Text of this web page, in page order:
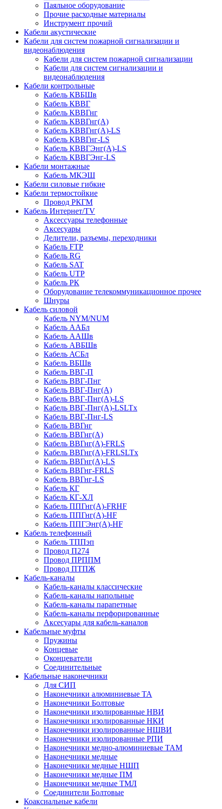
Паяльное оборудование
Прочие расходные материалы
Инструмент прочий
Кабели акустические
Кабели для систем пожарной сигнализации и
видеонаблюдения
Кабели для систем пожарной сигнализации
Кабели для систем сигнализации и
видеонаблюдения
Кабели контрольные
Кабель КВБШв
Кабель КВВГ
Кабель КВВГнг
Кабель КВВГнг(А)
Кабель КВВГнг(А)-LS
Кабель КВВГнг-LS
Кабель КВВГЭнг(А)-LS
Кабель КВВГЭнг-LS
Кабели монтажные
Кабель МКЭШ
Кабели силовые гибкие
Кабели термостойкие
Провод РКГМ
Кабель Интернет/TV
Аксессуары телефонные
Аксесуары
Делители, разъемы, переходники
Кабель FTP
Кабель RG
Кабель SAT
Кабель UTP
Кабель РК
Оборудование телекоммуникационное прочее
Шнуры
Кабель силовой
Кабель NYM/NUM
Кабель ААБл
Кабель ААШв
Кабель АВБШв
Кабель АСБл
Кабель ВБШв
Кабель ВВГ-П
Кабель ВВГ-Пнг
Кабель ВВГ-Пнг(А)
Кабель ВВГ-Пнг(А)-LS
Кабель ВВГ-Пнг(А)-LSLTx
Кабель ВВГ-Пнг-LS
Кабель ВВГнг
Кабель ВВГнг(А)
Кабель ВВГнг(А)-FRLS
Кабель ВВГнг(А)-FRLSLTx
Кабель ВВГнг(А)-LS
Кабель ВВГнг-FRLS
Кабель ВВГнг-LS
Кабель КГ
Кабель КГ-ХЛ
Кабель ППГнг(А)-FRHF
Кабель ППГнг(А)-HF
Кабель ППГЭнг(А)-HF
Кабель телефонный
Кабель ТППэп
Провод П274
Провод ПРППМ
Провод ПТПЖ
Кабель-каналы
Кабель-каналы классические
Кабель-каналы напольные
Кабель-каналы парапетные
Кабель-каналы перфорированные
Аксесуары для кабель-каналов
Кабельные муфты
Пружины
Концевые
Оконцеватели
Соединительные
Кабельные наконечники
Для СИП
Наконечники алюминиевые ТА
Наконечники Болтовые
Наконечники изолированные НВИ
Наконечники изолированные НКИ
Наконечники изолированные НШВИ
Наконечники изолированные РПИ
Наконечники медно-алюминиевые ТАМ
Наконечники медные
Наконечники медные НШП
Наконечники медные ПМ
Наконечники медные ТМЛ
Соединители Болтовые
Коаксиальные кабели